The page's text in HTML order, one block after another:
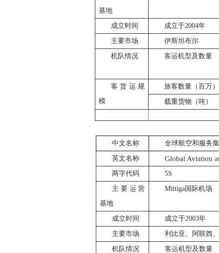
基地
成立时间 成立于2004年
主要市场 伊斯坦布尔
机队情况 客运机型及数量
客货运规
模
旅客数量（百万）
载重货物（吨）
中文名称 全球航空和服务
英文名称 Global Aviation
两字代码 5S
主要运营
基地
Mittiga国际机场
成立时间 成立于2003年
主要市场 利比亚、阿联酋
机队情况 客运机型及数量